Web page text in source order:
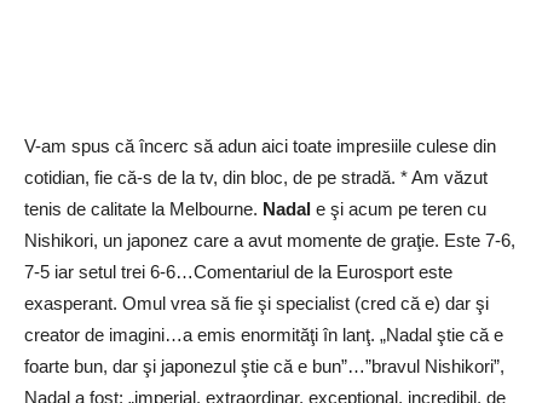
V-am spus că încerc să adun aici toate impresiile culese din
cotidian, fie că-s de la tv, din bloc, de pe stradă. * Am văzut
tenis de calitate la Melbourne. Nadal e şi acum pe teren cu
Nishikori, un japonez care a avut momente de graţie. Este 7-6,
7-5 iar setul trei 6-6…Comentariul de la Eurosport este
exasperant. Omul vrea să fie şi specialist (cred că e) dar şi
creator de imagini…a emis enormităţi în lanţ. „Nadal ştie că e
foarte bun, dar şi japonezul ştie că e bun”…”bravul Nishikori”,
Nadal a fost: „imperial, extraordinar, excepţional, incredibil, de